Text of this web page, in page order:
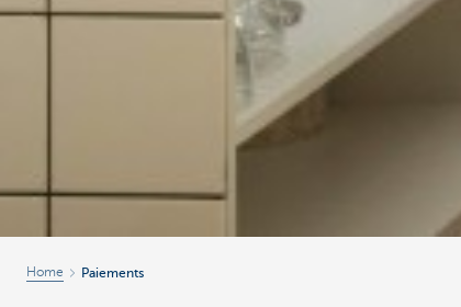
Home Paiements